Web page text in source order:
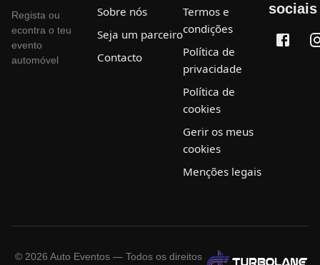
Regista ou
econtra o teu
evento
automóvel
Sobre nós
Seja um parceiro
Contacto
Termos e
condições
Política de
privacidade
Política de
cookies
Gerir os meus
cookies
Menções legais
sociais
© 2026 Auto Eventos — Todos os direitos